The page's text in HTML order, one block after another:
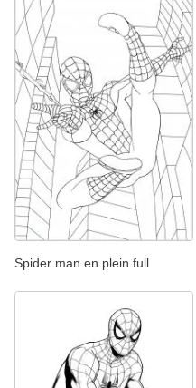
Spider man en plein full